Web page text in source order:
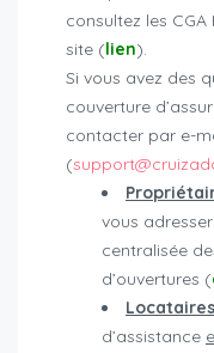
consultez les
site (lien).
Si vous avez des
couverture
contacter par e-
(
vous
centralisée
d’ouvertures (
Locataires
d’assistance